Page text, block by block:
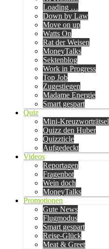
Loading …
Down by Law
Move on up
Watts On
Rat der Weisen
MoneyTalks
Sektenblog
Work in Progress
Top Job
Zugestiegen
Madame Energie
Smart gespart
Quiz
Mini-Kreuzworträtsel
Quizz den Huber
Quizzticle
Aufgedeckt
Videos
Reportagen
Fragenbot
Wein doch
MoneyTalks
Promotionen
Gute News
Flugmodus
Smart gespart
Reise-Glück
Meat & Greet